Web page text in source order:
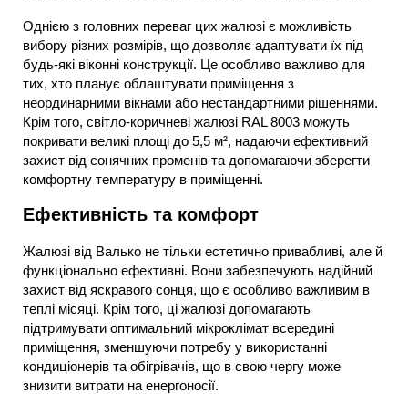
Однією з головних переваг цих жалюзі є можливість
вибору різних розмірів, що дозволяє адаптувати їх під
будь-які віконні конструкції. Це особливо важливо для
тих, хто планує облаштувати приміщення з
неординарними вікнами або нестандартними рішеннями.
Крім того, світло-коричневі жалюзі RAL 8003 можуть
покривати великі площі до 5,5 м², надаючи ефективний
захист від сонячних променів та допомагаючи зберегти
комфортну температуру в приміщенні.
Ефективність та комфорт
Жалюзі від Валько не тільки естетично привабливі, але й
функціонально ефективні. Вони забезпечують надійний
захист від яскравого сонця, що є особливо важливим в
теплі місяці. Крім того, ці жалюзі допомагають
підтримувати оптимальний мікроклімат всередині
приміщення, зменшуючи потребу у використанні
кондиціонерів та обігрівачів, що в свою чергу може
знизити витрати на енергоносії.